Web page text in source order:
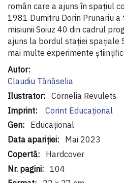
român care a ajuns în spațiul
1981 Dumitru Dorin Prunariu
misiunii Soiuz 40 din cadrul
ajuns la bordul stației spațiale
mai multe experimente
Informaţii
suplimentare
Claudiu Tănăselia
Cornelia Revulets
Corint Educaţional
Educațional
Mai 2023
Hardcover
104